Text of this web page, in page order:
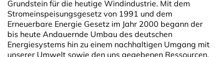
Grundstein für die heutige Windindustrie. Mit dem
Stromeinspeisungsgesetz von 1991 und dem
Erneuerbare Energie Gesetz im Jahr 2000 begann der
bis heute Andauernde Umbau des deutschen
Energiesystems hin zu einem nachhaltigen Umgang mit
unserer Umwelt sowie den uns gegebenen Ressourcen.